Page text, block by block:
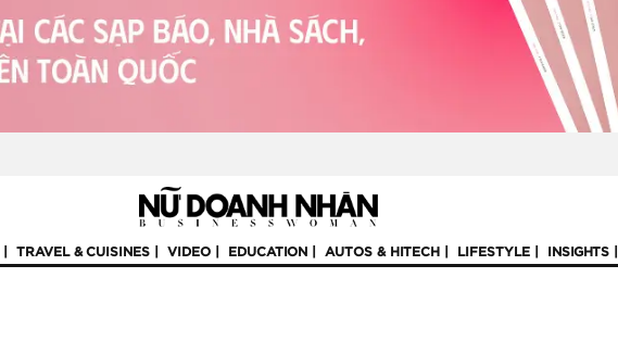
TRAVEL & CUISINES VIDEO EDUCATION AUTOS & HITECH LIFESTYLE INSIGHTS